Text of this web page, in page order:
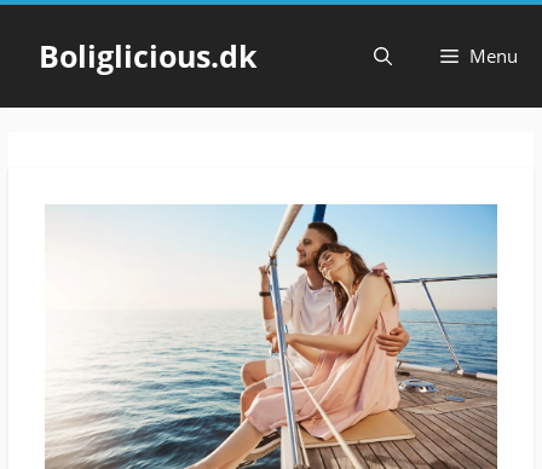
Hop
indholdBoliglicious.dk Menu